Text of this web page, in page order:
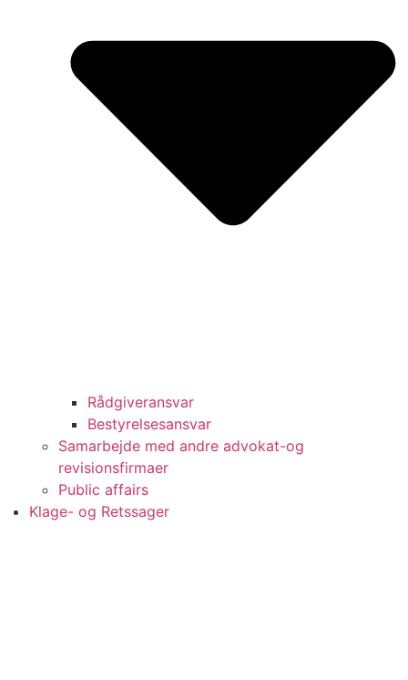
Rådgiveransvar
Bestyrelsesansvar
Samarbejde med andre advokat-og
revisionsfirmaer
Public affairs
Klage- og Retssager